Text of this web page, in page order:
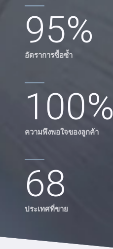
95%
อัตราการซื้อซ้ำ
100%
ความพึงพอใจของลูกค้า
68
ประเทศที่ขาย